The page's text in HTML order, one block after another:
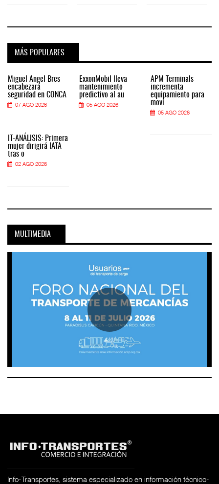
MÁS POPULARES
Miguel Ángel Bres
encabezará
seguridad en CONCA
07 AGO 2026
IT-ANÁLISIS: Primera
mujer dirigirá IATA
tras o
02 AGO 2026
ExxonMobil lleva
mantenimiento
predictivo al au
05 AGO 2026
APM Terminals
incrementa
equipamiento para
movi
05 AGO 2026
MULTIMEDIA
Info-Transportes, sistema especializado en información técnico-